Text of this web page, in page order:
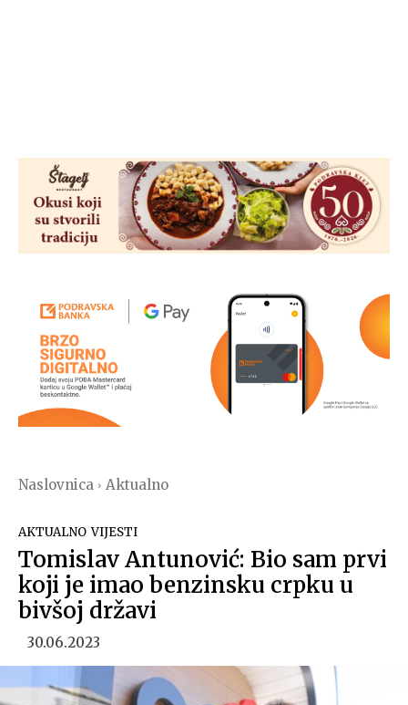
Naslovnica Aktualno
AKTUALNO VIJESTI
Tomislav Antunović: Bio sam prvi
koji je imao benzinsku crpku u
bivšoj državi
30.06.2023